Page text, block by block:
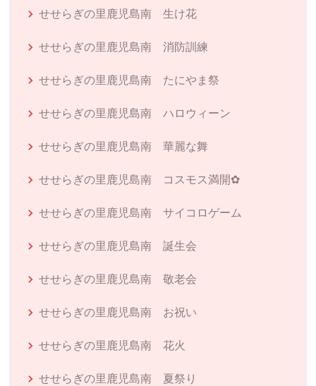
せせらぎの里鹿児島南 生け花
せせらぎの里鹿児島南 消防訓練
せせらぎの里鹿児島南 たにやま祭
せせらぎの里鹿児島南 ハロウィーン
せせらぎの里鹿児島南 華麗な舞
せせらぎの里鹿児島南 コスモス満開✿
せせらぎの里鹿児島南 サイコロゲーム
せせらぎの里鹿児島南 誕生会
せせらぎの里鹿児島南 敬老会
せせらぎの里鹿児島南 お祝い
せせらぎの里鹿児島南 花火
せせらぎの里鹿児島南 夏祭り